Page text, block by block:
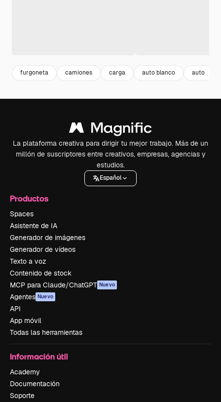
furgoneta camiones carga auto blanco auto
La plataforma creativa para dirigir tu mejor trabajo. Más de un
millón de suscriptores entre creativos, empresas, agencias y
estudios.
Español
Productos
Spaces
Asistente de IA
Generador de imágenes
Generador de vídeos
Texto a voz
Contenido de stock
MCP para Claude/ChatGPT Nuevo
Agentes Nuevo
API
App móvil
Todas las herramientas
Información útil
Academy
Documentación
Soporte